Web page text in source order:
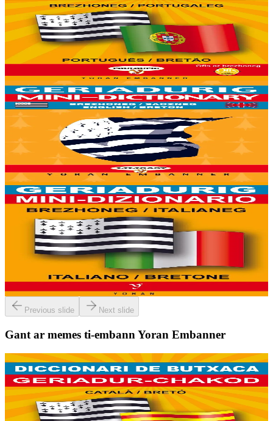
Geriadurig brezhoneg-portugaleg / portugaleg-
brezhoneg
8000 ger ha troidigezh & fonetik a ya d'ober ar geriadur chakod-
mañ. Kavout a reer e-barzh geriaoueg ar vuhez pemdez.
Er stok6,00 €
6 vloaz hag ouzhpenn
Yoran Embanner
Geriadurig brezhoneg-saozneg / saozneg-brezhoneg
8000 ger ha troidigezh & fonetik a ya d'ober ar geriadur chakod-
mañ. Kavout a reer e-barzh geriaoueg ar vuhez pemdez.
Er stok6,00 €
6 vloaz hag ouzhpenn
Yoran Embanner
Geriadurig brezhoneg-italianeg / italianeg-
brezhoneg
8000 ger ha troidigezh & fonetik a ya d'ober ar geriadur chakod-
mañ. Kavout a reer e-barzh geriaoueg ar vuhez pemdez.
Er stok6,00 €
Previous slide Next slide
Gant ar memes ti-embann Yoran Embanner
6 vloaz hag ouzhpenn
Yoran Embanner
Geriadur-chakod brezhoneg-katalaneg / katalaneg-
brezhoneg